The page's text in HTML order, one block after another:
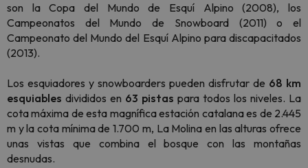
son la Copa del Mundo de Esquí Alpino (2008), los
Campeonatos del Mundo de Snowboard (2011) o el
Campeonato del Mundo del Esquí Alpino para discapacitados
(2013).
Los esquiadores y snowboarders pueden disfrutar de 68 km
esquiables divididos en 63 pistas para todos los niveles. La
cota máxima de esta magnífica estación catalana es de 2.445
m y la cota mínima de 1.700 m, La Molina en las alturas ofrece
unas vistas que combina el bosque con las montañas
desnudas.